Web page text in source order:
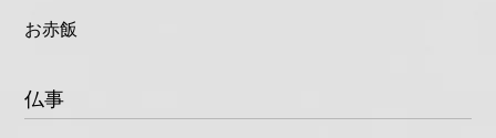
お赤飯
仏事